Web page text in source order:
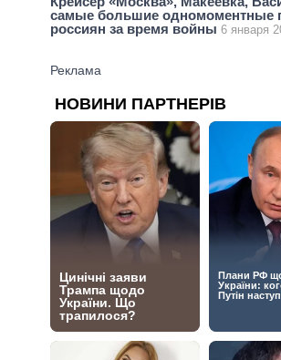
самые большие одномоментные
россиян за время войны 6 января